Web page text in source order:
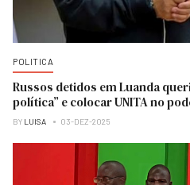
POLITICA
Russos detidos em Luanda
política” e colocar UNITA no
BY LUISA 03-DEZ-2025